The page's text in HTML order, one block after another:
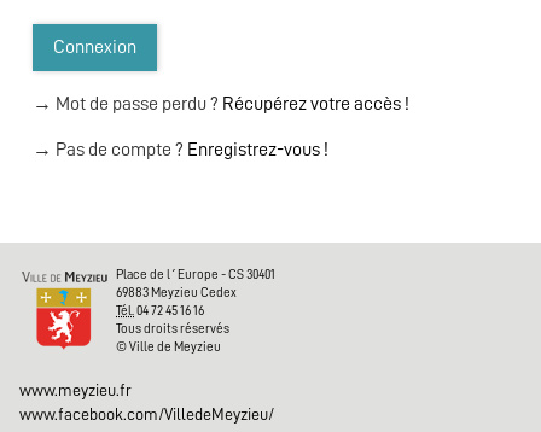
Inscriptions
Conservatoire
Famille
Contacter la ville
Connexion
→ Mot de passe perdu ? Récupérez votre accès !
→ Pas de compte ? Enregistrez-vous !
Place de l´Europe - CS 30401
69883 Meyzieu Cedex
Tél.04 72 45 16 16
Tous droits réservés
© Ville de Meyzieu
www.meyzieu.fr
www.facebook.com/VilledeMeyzieu/